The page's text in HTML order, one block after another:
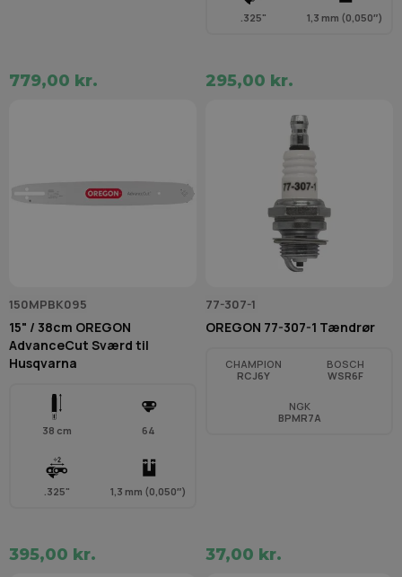
779,00 kr.
.325" 1,3 mm (0,050″)
295,00 kr.
150MPBK095
15" / 38cm OREGON
AdvanceCut Sværd til
Husqvarna
38 cm 64
.325" 1,3 mm (0,050″)
395,00 kr.
77-307-1
OREGON 77-307-1 Tændrør
CHAMPION
RCJ6Y
BOSCH
WSR6F
NGK
BPMR7A
37,00 kr.